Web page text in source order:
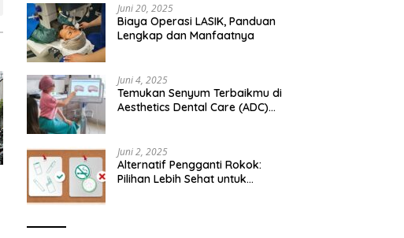
Juni 20, 2025
Biaya Operasi LASIK, Panduan
Lengkap dan Manfaatnya
Juni 4, 2025
Temukan Senyum Terbaikmu di
Aesthetics Dental Care (ADC)
Juni 2, 2025
Alternatif Pengganti Rokok:
Pilihan Lebih Sehat untuk